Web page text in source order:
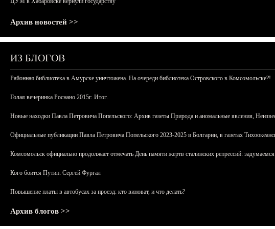
Архив новостей >>
ИЗ БЛОГОВ
Районная библиотека в Амурске уничтожена. На очереди библиотека Островского в Комсомольске?!
Голая вечеринка Роснано 2015г. Итог.
Новые находки Павла Петровича Попельского: Архив газеты Природа и аномальные явления,
Официальные публикации Павла Петровича Попельского 2023-2025 в Болгарии, в газетах
Комсомольск официально продолжает отмечать День памяти жертв сталинских репрессий:
Кого боится Путин: Сергей Фургал
Повышение платы в автобусах за проезд: кто виноват, и что делать?
Архив блогов >>